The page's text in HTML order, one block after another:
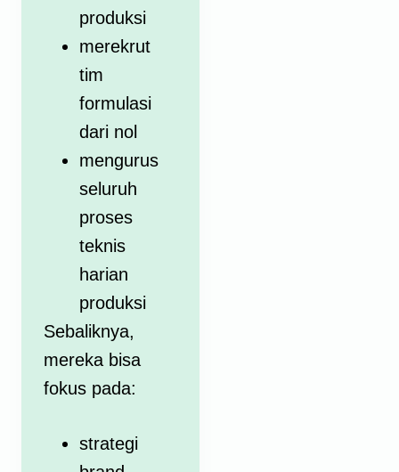
produksi
merekrut
tim
formulasi
dari nol
mengurus
seluruh
proses
teknis
harian
produksi
Sebaliknya,
mereka bisa
fokus pada:
strategi